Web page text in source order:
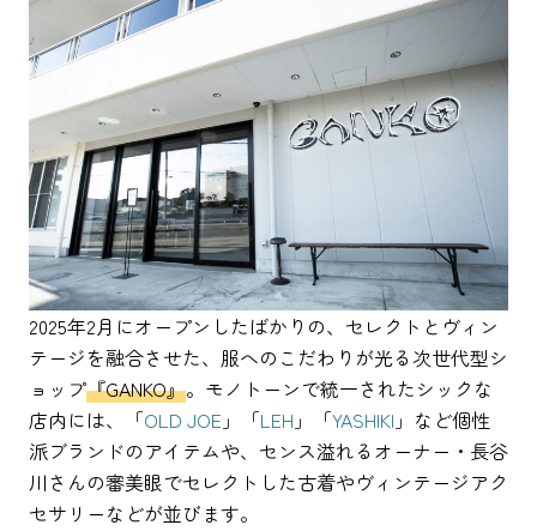
2025年2月にオープンしたばかりの、セレクトとヴィン
テージを融合させた、服へのこだわりが光る次世代型シ
ョップ『GANKO』。モノトーンで統一されたシックな
店内には、「OLD JOE 」「LEH 」「YASHIKI 」など個性
派ブランドのアイテムや、センス溢れるオーナー・長谷
川さんの審美眼でセレクトした古着やヴィンテージアク
セサリーなどが並びます。